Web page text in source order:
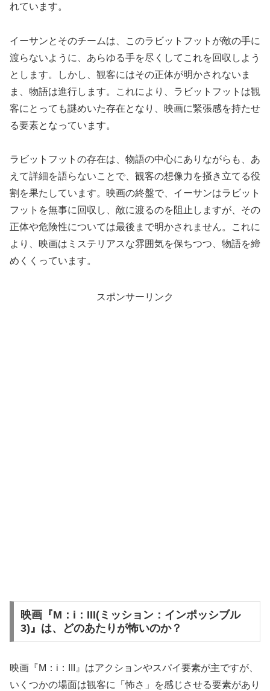
れています。
イーサンとそのチームは、このラビットフットが敵の手に
渡らないように、あらゆる手を尽くしてこれを回収しよう
とします。しかし、観客にはその正体が明かされないま
ま、物語は進行します。これにより、ラビットフットは観
客にとっても謎めいた存在となり、映画に緊張感を持たせ
る要素となっています。
ラビットフットの存在は、物語の中心にありながらも、あ
えて詳細を語らないことで、観客の想像力を掻き立てる役
割を果たしています。映画の終盤で、イーサンはラビット
フットを無事に回収し、敵に渡るのを阻止しますが、その
正体や危険性については最後まで明かされません。これに
より、映画はミステリアスな雰囲気を保ちつつ、物語を締
めくくっています。
スポンサーリンク
映画『M：i：III(ミッション：インポッシブル
3)』は、どのあたりが怖いのか？
映画『M：i：III』はアクションやスパイ要素が主ですが、
いくつかの場面は観客に「怖さ」を感じさせる要素があり